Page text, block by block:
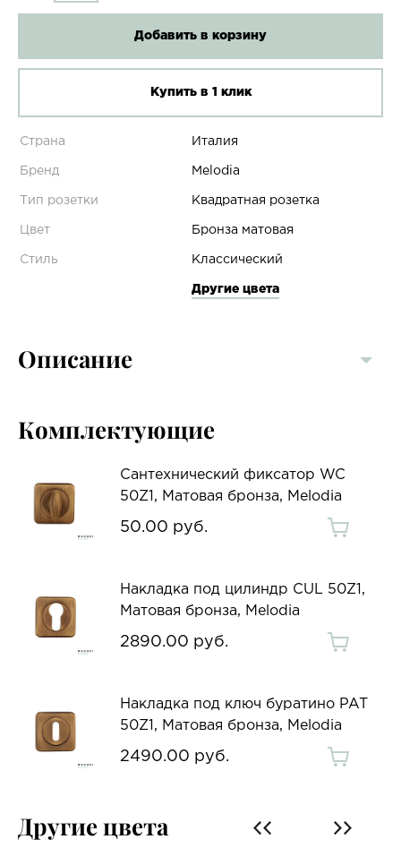
Добавить в корзину
Купить в 1 клик
Страна Италия
Бренд Melodia
Тип розетки Квадратная розетка
Цвет Бронза матовая
Стиль Классический
Другие цвета
Описание
Комплектующие
Сантехнический фиксатор WC
50Z1, Матовая бронза, Melodia
50.00 руб.
Накладка под цилиндр CUL 50Z1,
Матовая бронза, Melodia
2890.00 руб.
Накладка под ключ буратино PAT
50Z1, Матовая бронза, Melodia
2490.00 руб.
Другие цвета